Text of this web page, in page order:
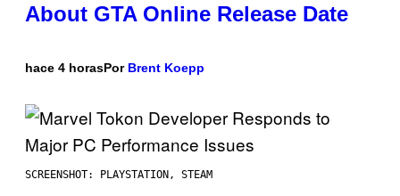
About GTA Online Release Date
hace 4 horasPor Brent Koepp
SCREENSHOT: PLAYSTATION, STEAM